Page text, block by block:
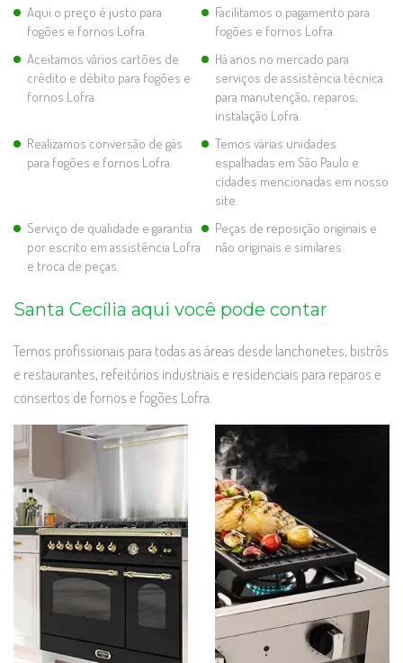
Aqui o preço é justo para
fogões e fornos Lofra.
Facilitamos o pagamento para
fogões e fornos Lofra.
Aceitamos vários cartões de
crédito e débito para fogões e
fornos Lofra.
Há anos no mercado para
serviços de assistência técnica
para manutenção, reparos,
instalação Lofra.
Realizamos conversão de gás
para fogões e fornos Lofra.
Temos várias unidades
espalhadas em São Paulo e
cidades mencionadas em nosso
site.
Serviço de qualidade e garantia
por escrito em assistência Lofra
e troca de peças.
Peças de reposição originais e
não originais e similares
Santa Cecília aqui você pode contar
Temos profissionais para todas as áreas desde lanchonetes, bistrôs
e restaurantes, refeitórios industriais e residenciais para reparos e
consertos de fornos e fogões Lofra.